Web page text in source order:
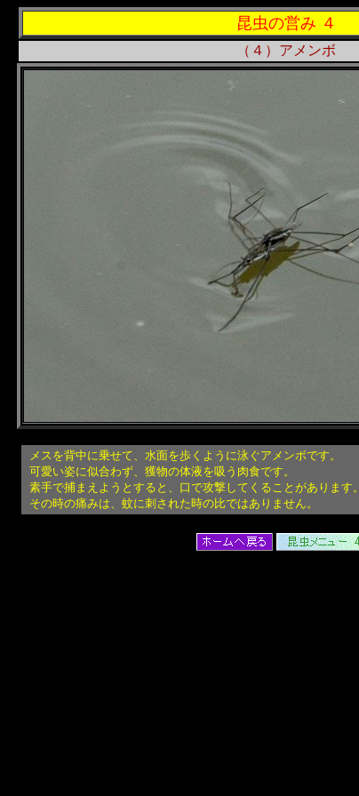
昆虫の営み ４
（４） アメンボ
メスを背中に乗せて、水面を歩くように泳ぐアメンボです。
可愛い姿に似合わず、獲物の体液を吸う肉食です。
素手で捕まえようとすると、口で攻撃してくることがあります。
その時の痛みは、蚊に刺された時の比ではありません。